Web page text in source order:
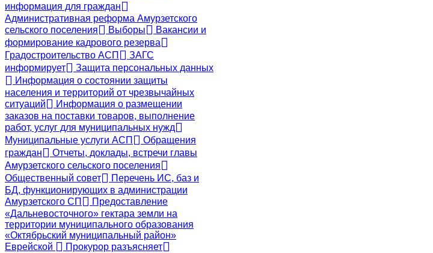
информация для граждан
Административная реформа Амурзетского
сельского поселения
Выборы
Вакансии и
формирование кадрового резерва
Градостроительство АСП
ЗАГС
информирует
Защита персональных данных
Информация о состоянии защиты
населения и территорий от чрезвычайных
ситуаций
Информация о размещении
заказов на поставки товаров, выполнение
работ, услуг для муниципальных нужд
Муниципальные услуги АСП
Обращения
граждан
Отчеты, доклады, встречи главы
Амурзетского сельского поселения
Общественный совет
Перечень ИС, баз и
БД, функционирующих в администрации
Амурзетского СП
Предоставление
«Дальневосточного» гектара земли на
территории муниципального образования
«Октябрьский муниципальный район»
Еврейской
Прокурор разъясняет